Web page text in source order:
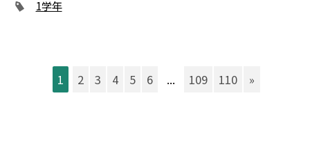
1学年
1 2 3 4 5 6 ... 109 110 »